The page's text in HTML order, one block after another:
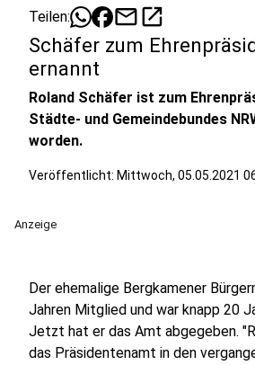
Teilen: mailopen_in_new
Schäfer zum
ernannt
Roland Schäfer ist zum
Städte- und Gemeindebundes
worden.
Veröffentlicht: Mittwoch, 05.05.2021
Anzeige
Der ehemalige Bergkamener
Jahren Mitglied und war knapp 20
Jetzt hat er das Amt abgegeben.
das Präsidentenamt in den